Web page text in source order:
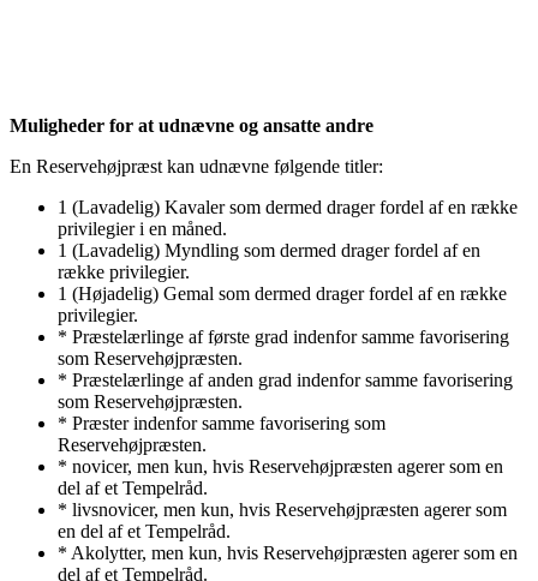
Muligheder for at udnævne og ansatte andre
En Reservehøjpræst kan udnævne følgende titler:
1 (Lavadelig) Kavaler som dermed drager fordel af en række
privilegier i en måned.
1 (Lavadelig) Myndling som dermed drager fordel af en
række privilegier.
1 (Højadelig) Gemal som dermed drager fordel af en række
privilegier.
* Præstelærlinge af første grad indenfor samme favorisering
som Reservehøjpræsten.
* Præstelærlinge af anden grad indenfor samme favorisering
som Reservehøjpræsten.
* Præster indenfor samme favorisering som
Reservehøjpræsten.
* novicer, men kun, hvis Reservehøjpræsten agerer som en
del af et Tempelråd.
* livsnovicer, men kun, hvis Reservehøjpræsten agerer som
en del af et Tempelråd.
* Akolytter, men kun, hvis Reservehøjpræsten agerer som en
del af et Tempelråd.